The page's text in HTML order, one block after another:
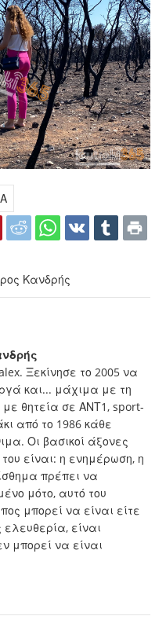
Κανδρής
Ξεκίνησε το 2005 να
και... μάχιμα με τη
θητεία σε ΑΝΤ1, sport-
από το 1986 κάθε
Οι βασικοί άξονες
είναι: η ενημέρωση, η
πρέπει να
μότο, αυτό του
μπορεί να είναι είτε
είναι
μπορεί να είναι